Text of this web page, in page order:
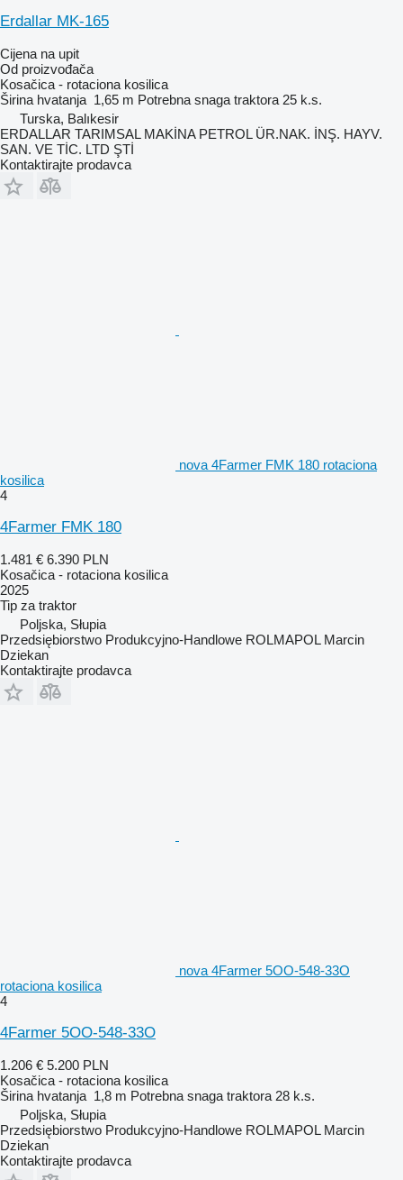
Erdallar MK-165
Cijena na upit
Od proizvođača
Kosačica - rotaciona kosilica
Širina hvatanja 1,65 m Potrebna snaga traktora 25 k.s.
Turska, Balıkesir
ERDALLAR TARIMSAL MAKİNA PETROL ÜR.NAK. İNŞ. HAYV.
SAN. VE TİC. LTD ŞTİ
Kontaktirajte prodavca
nova 4Farmer FMK 180 rotaciona
kosilica
4
4Farmer FMK 180
1.481 € 6.390 PLN
Kosačica - rotaciona kosilica
2025
Tip za traktor
Poljska, Słupia
Przedsiębiorstwo Produkcyjno-Handlowe ROLMAPOL Marcin
Dziekan
Kontaktirajte prodavca
nova 4Farmer 5OO-548-33O
rotaciona kosilica
4
4Farmer 5OO-548-33O
1.206 € 5.200 PLN
Kosačica - rotaciona kosilica
Širina hvatanja 1,8 m Potrebna snaga traktora 28 k.s.
Poljska, Słupia
Przedsiębiorstwo Produkcyjno-Handlowe ROLMAPOL Marcin
Dziekan
Kontaktirajte prodavca